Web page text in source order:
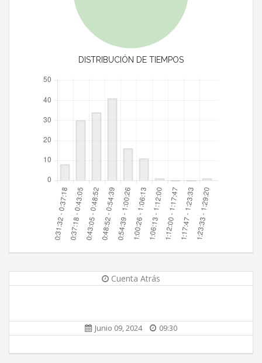
DISTRIBUCIÓN DE TIEMPOS
Cuenta Atrás
Junio 09, 2024 09:30